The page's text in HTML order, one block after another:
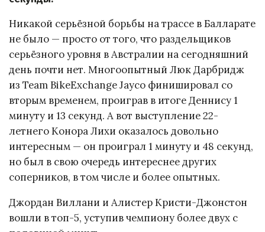
Никакой серьёзной борьбы на трассе в Балларате
не было — просто от того, что раздельщиков
серьёзного уровня в Австралии на сегодняшний
день почти нет. Многоопытный Люк Дарбридж
из Team BikeExchange Jayco финишировал со
вторым временем, проиграв в итоге Деннису 1
минуту и 13 секунд. А вот выступление 22-
летнего Конора Лихи оказалось довольно
интересным — он проиграл 1 минуту и 48 секунд,
но был в свою очередь интереснее других
соперников, в том числе и более опытных.
Джордан Виллани и Алистер Кристи-Джонстон
вошли в топ-5, уступив чемпиону более двух с